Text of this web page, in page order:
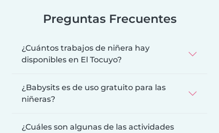
Preguntas Frecuentes
¿Cuántos trabajos de niñera hay
disponibles en El Tocuyo?
¿Babysits es de uso gratuito para las
niñeras?
¿Cuáles son algunas de las actividades